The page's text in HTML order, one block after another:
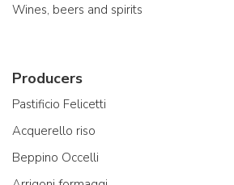
Wines, beers and spirits
Producers
Pastificio Felicetti
Acquerello riso
Beppino Occelli